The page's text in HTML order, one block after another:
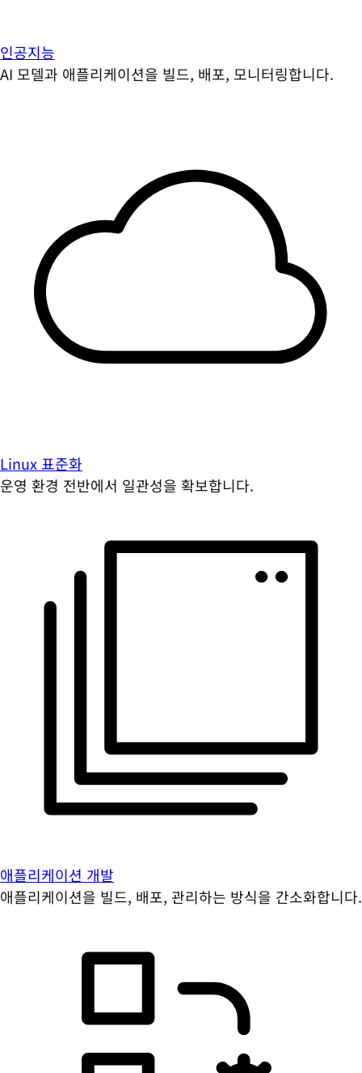
인공지능
AI 모델과 애플리케이션을 빌드, 배포, 모니터링합니다.
Linux 표준화
운영 환경 전반에서 일관성을 확보합니다.
애플리케이션 개발
애플리케이션을 빌드, 배포, 관리하는 방식을 간소화합니다.